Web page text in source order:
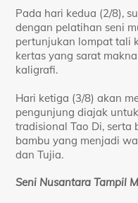
Pada hari kedua (2/8),
dengan pelatihan seni
pertunjukan lompat tali
kertas yang sarat
kaligrafi.
Hari ketiga (3/8) akan
pengunjung diajak
tradisional Tao Di, serta
bambu yang menjadi
dan Tujia.
Seni Nusantara Tampil